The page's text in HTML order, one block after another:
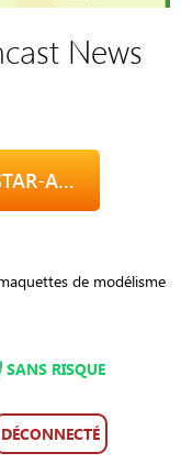
News
VISITE FORUM-NAVAL.STAR-AC.ORG
de modélisme
SANS RISQUE
DÉCONNECTÉ